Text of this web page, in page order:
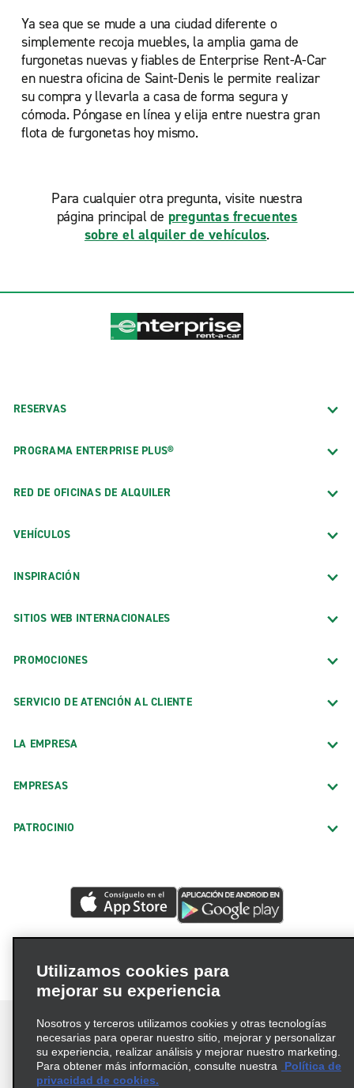
Ya sea que se mude a una ciudad diferente o
simplemente recoja muebles, la amplia gama de
furgonetas nuevas y fiables de Enterprise Rent-A-Car
en nuestra oficina de Saint-Denis le permite realizar
su compra y llevarla a casa de forma segura y
cómoda. Póngase en línea y elija entre nuestra gran
flota de furgonetas hoy mismo.
Para cualquier otra pregunta, visite nuestra
página principal de preguntas frecuentes
sobre el alquiler de vehículos.
RESERVAS
PROGRAMA ENTERPRISE PLUS®
RED DE OFICINAS DE ALQUILER
VEHÍCULOS
INSPIRACIÓN
SITIOS WEB INTERNACIONALES
PROMOCIONES
SERVICIO DE ATENCIÓN AL CLIENTE
LA EMPRESA
EMPRESAS
PATROCINIO
Términos de uso Política de privacidad
Utilizamos cookies para
mejorar su experiencia
Nosotros y terceros utilizamos cookies y otras tecnologías
necesarias para operar nuestro sitio, mejorar y personalizar
su experiencia, realizar análisis y mejorar nuestro marketing.
Para obtener más información, consulte nuestra
Política de
privacidad de cookies.